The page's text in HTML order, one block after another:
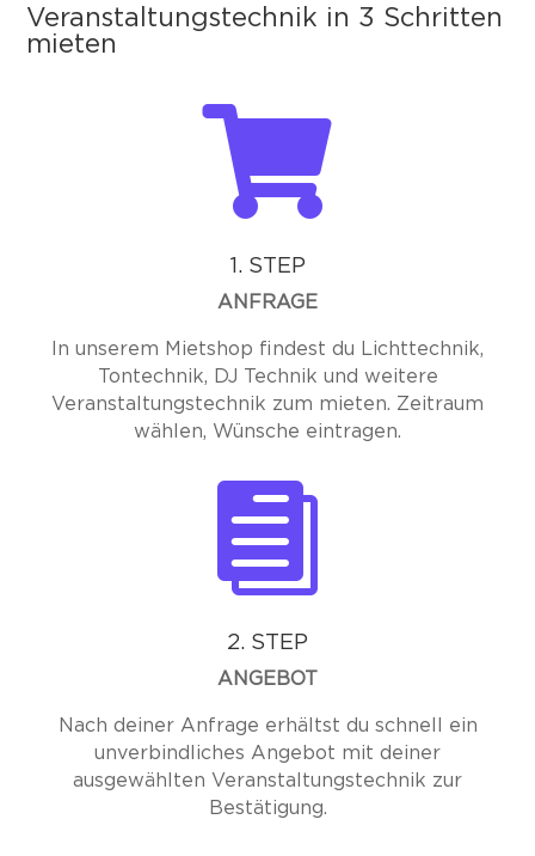
Veranstaltungstechnik in 3 Schritten
mieten

1. STEP
ANFRAGE
In unserem Mietshop findest du Lichttechnik,
Tontechnik, DJ Technik und weitere
Veranstaltungstechnik zum mieten. Zeitraum
wählen, Wünsche eintragen.

2. STEP
ANGEBOT
Nach deiner Anfrage erhältst du schnell ein
unverbindliches Angebot mit deiner
ausgewählten Veranstaltungstechnik zur
Bestätigung.